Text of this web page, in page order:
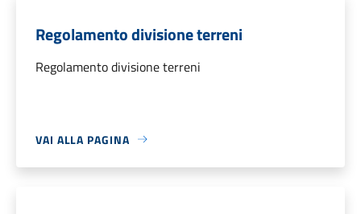
Regolamento divisione terreni
Regolamento divisione terreni
VAI ALLA PAGINA